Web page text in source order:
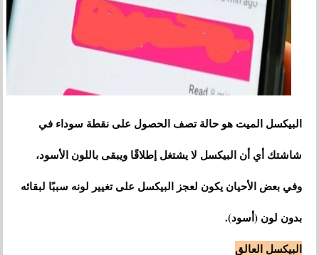
البيكسل الميت هو حالة تصف الحصول على نقطة سوداء في
شاشتك أي أن البيكسل لا يشتغل إطلاقًا ويبقى باللون الأسود،
وفي بعض الأحيان يكون لعجز البيكسل على تغيير لونه سببًا لبقائه
بدون لون (أسود).
البيكسل العالق